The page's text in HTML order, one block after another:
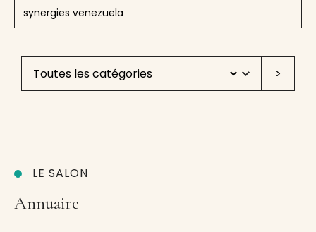
LE SALON
Annuaire